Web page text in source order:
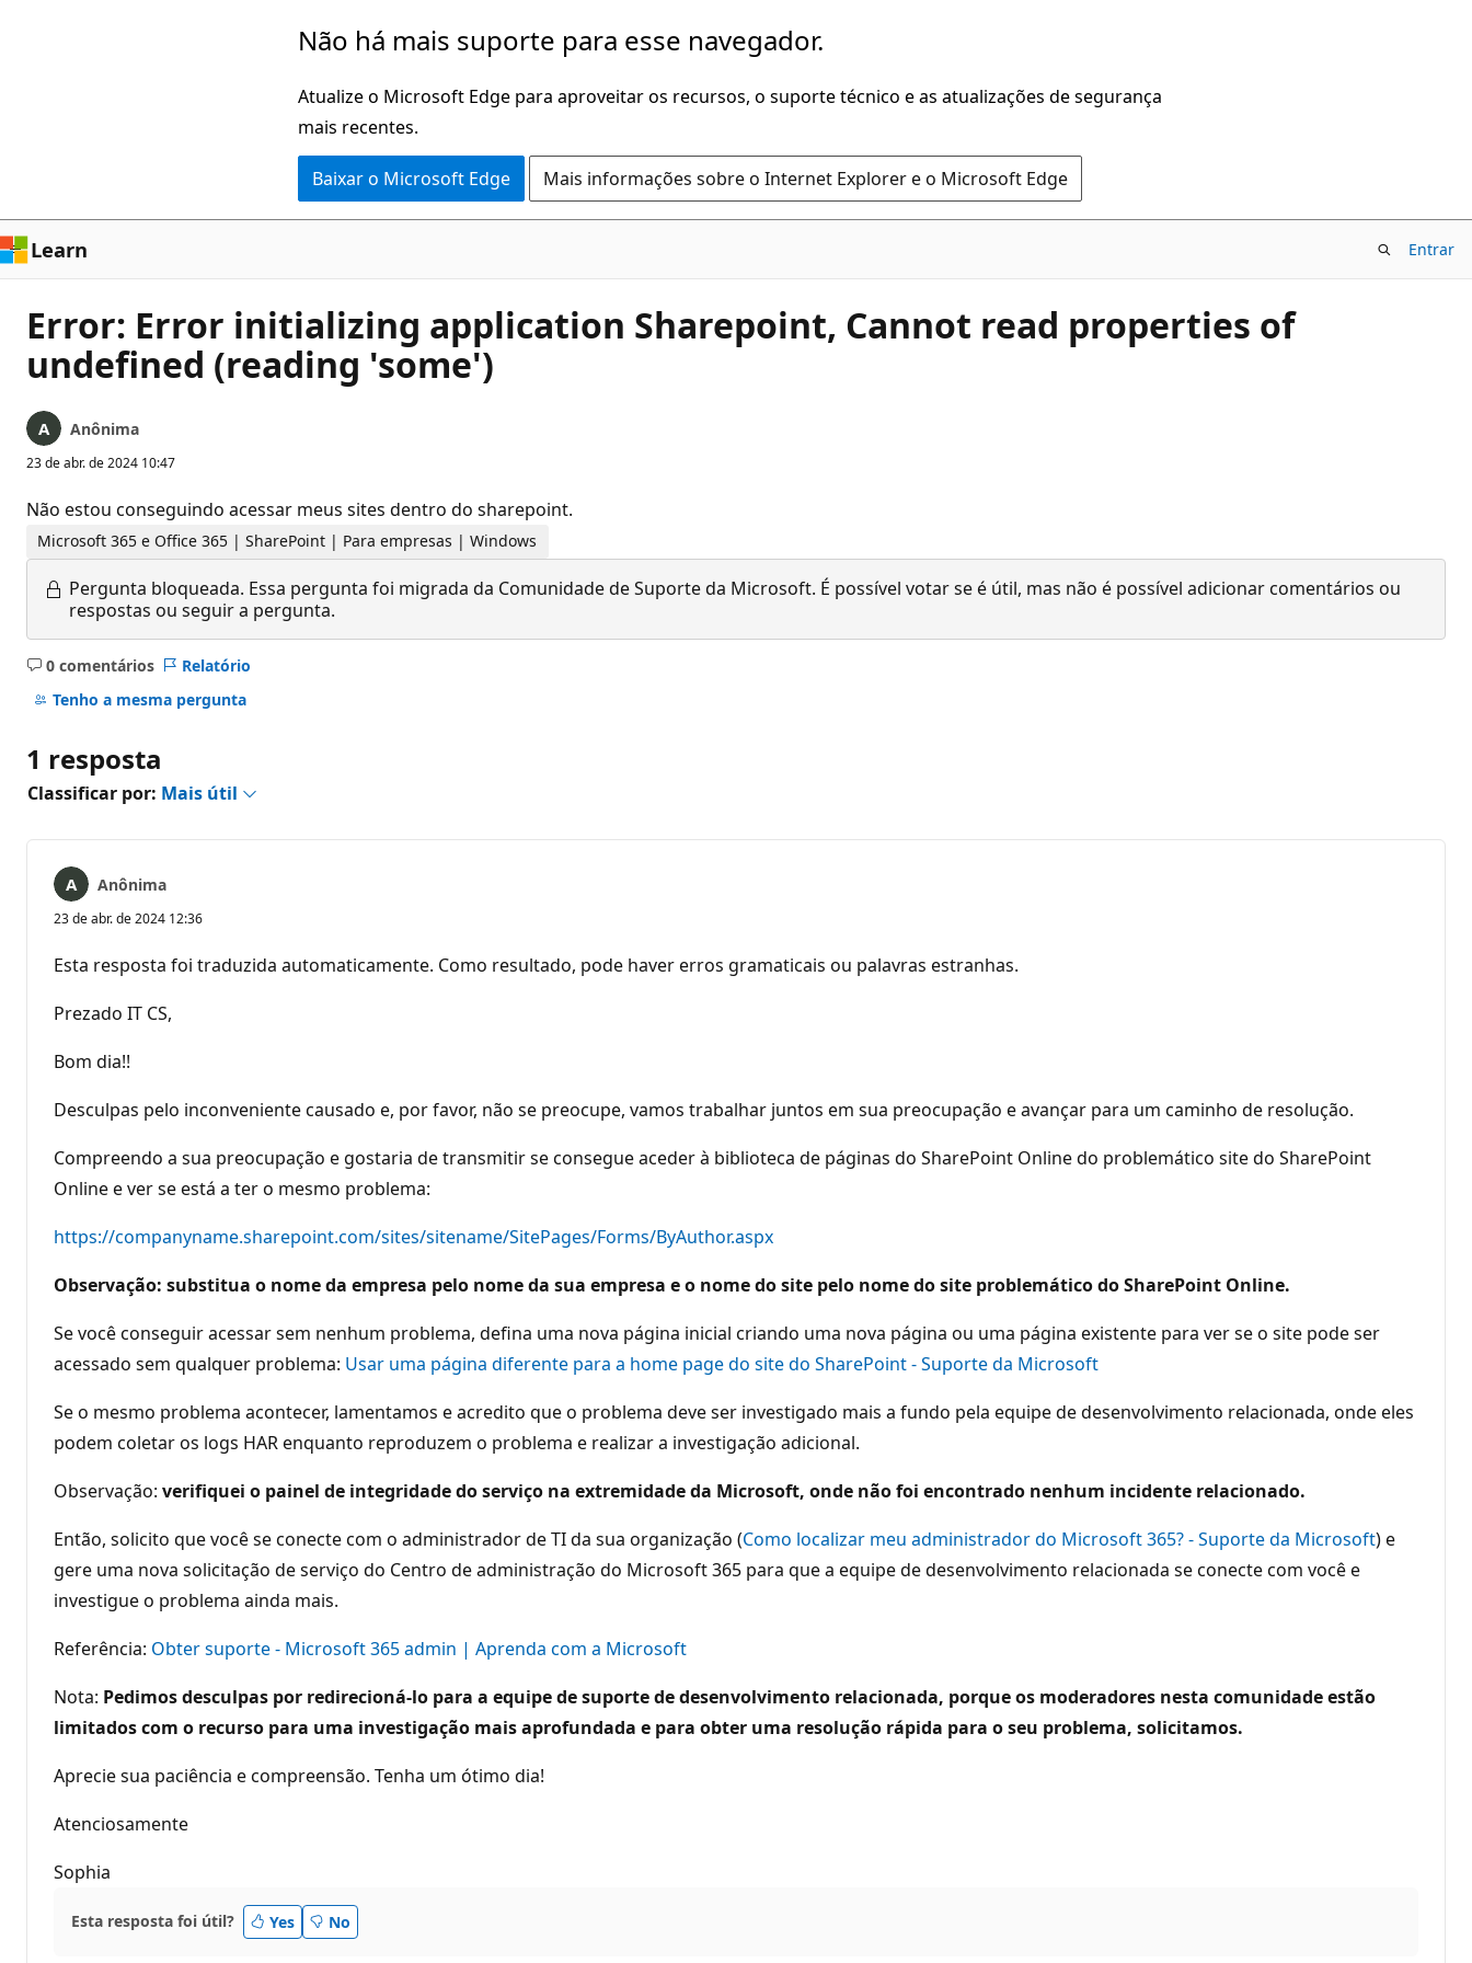
Não há mais suporte para esse navegador.
Atualize o Microsoft Edge para aproveitar os recursos, o suporte técnico e as atualizações de segurança
mais recentes.
Baixar o Microsoft Edge Mais informações sobre o Internet Explorer e o Microsoft Edge
Learn Entrar
Error: Error initializing application Sharepoint, Cannot read properties of
undefined (reading 'some')
Anônima
23 de abr. de 2024 10:47
Não estou conseguindo acessar meus sites dentro do sharepoint.
Microsoft 365 e Office 365 | SharePoint | Para empresas | Windows
Pergunta bloqueada. Essa pergunta foi migrada da Comunidade de Suporte da Microsoft. É possível votar se é útil, mas não é possível adicionar comentários ou
respostas ou seguir a pergunta.
0 comentários
Sem
comentários
Relatório
Tenho a mesma pergunta
1 resposta
Classificar por: Mais útil
Anônima
23 de abr. de 2024 12:36
Esta resposta foi traduzida automaticamente. Como resultado, pode haver erros gramaticais ou palavras estranhas.
Prezado IT CS,
Bom dia!!
Desculpas pelo inconveniente causado e, por favor, não se preocupe, vamos trabalhar juntos em sua preocupação e avançar para um caminho de resolução.
Compreendo a sua preocupação e gostaria de transmitir se consegue aceder à biblioteca de páginas do SharePoint Online do problemático site do SharePoint
Online e ver se está a ter o mesmo problema:
https://companyname.sharepoint.com/sites/sitename/SitePages/Forms/ByAuthor.aspx
Observação: substitua o nome da empresa pelo nome da sua empresa e o nome do site pelo nome do site problemático do SharePoint Online.
Se você conseguir acessar sem nenhum problema, defina uma nova página inicial criando uma nova página ou uma página existente para ver se o site pode ser
acessado sem qualquer problema: Usar uma página diferente para a home page do site do SharePoint - Suporte da Microsoft
Se o mesmo problema acontecer, lamentamos e acredito que o problema deve ser investigado mais a fundo pela equipe de desenvolvimento relacionada, onde eles
podem coletar os logs HAR enquanto reproduzem o problema e realizar a investigação adicional.
Observação: verifiquei o painel de integridade do serviço na extremidade da Microsoft, onde não foi encontrado nenhum incidente relacionado.
Então, solicito que você se conecte com o administrador de TI da sua organização (Como localizar meu administrador do Microsoft 365? - Suporte da Microsoft) e
gere uma nova solicitação de serviço do Centro de administração do Microsoft 365 para que a equipe de desenvolvimento relacionada se conecte com você e
investigue o problema ainda mais.
Referência: Obter suporte - Microsoft 365 admin | Aprenda com a Microsoft
Nota: Pedimos desculpas por redirecioná-lo para a equipe de suporte de desenvolvimento relacionada, porque os moderadores nesta comunidade estão
limitados com o recurso para uma investigação mais aprofundada e para obter uma resolução rápida para o seu problema, solicitamos.
Aprecie sua paciência e compreensão. Tenha um ótimo dia!
Atenciosamente
Sophia
Esta resposta foi útil? Yes No